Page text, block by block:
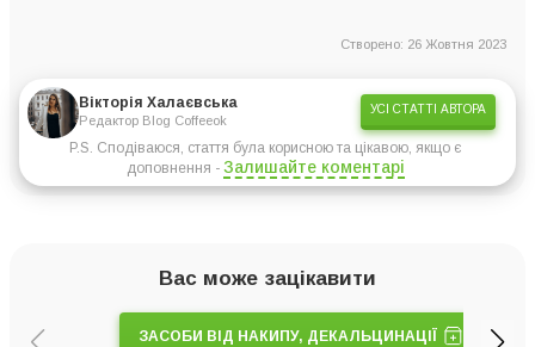
Створено: 26 Жовтня 2023
Вікторія Халаєвська
Редактор Blog Coffeeok
УСІ СТАТТІ АВТОРА
P.S. Сподіваюся, стаття була корисною та цікавою, якщо є
доповнення - Залишайте коментарі
Вас може зацікавити
ЗАСОБИ ВІД НАКИПУ, ДЕКАЛЬЦИНАЦІЇ